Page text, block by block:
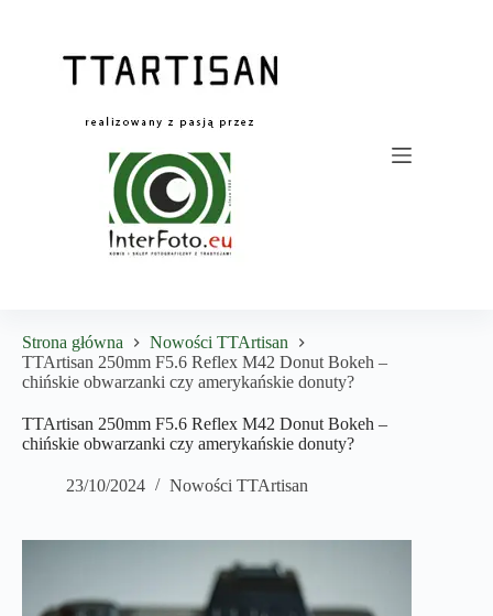
Strona główna
Nowości TTArtisan
TTArtisan 250mm F5.6 Reflex M42 Donut Bokeh –
chińskie obwarzanki czy amerykańskie donuty?
TTArtisan 250mm F5.6 Reflex M42 Donut Bokeh –
chińskie obwarzanki czy amerykańskie donuty?
23/10/2024 Nowości TTArtisan